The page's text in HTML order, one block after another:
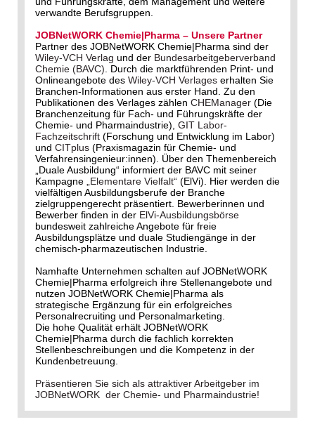
verwandte Berufsgruppen.
JOBNetWORK Chemie|Pharma – Unsere Partner
Partner des JOBNetWORK Chemie|Pharma sind der
Wiley-VCH Verlag und der Bundesarbeitgeberverband
Chemie (BAVC). Durch die marktführenden Print- und
Onlineangebote des Wiley-VCH Verlages erhalten Sie
Branchen-Informationen aus erster Hand. Zu den
Publikationen des Verlages zählen CHEManager (Die
Branchenzeitung für Fach- und Führungskräfte der
Chemie- und Pharmaindustrie), GIT Labor-
Fachzeitschrift (Forschung und Entwicklung im Labor)
und CITplus (Praxismagazin für Chemie- und
Verfahrensingenieur:innen). Über den Themenbereich
„Duale Ausbildung“ informiert der BAVC mit seiner
Kampagne „Elementare Vielfalt“ (ElVi). Hier werden die
vielfältigen Ausbildungsberufe der Branche
zielgruppengerecht präsentiert. Bewerberinnen und
Bewerber finden in der ElVi-Ausbildungsbörse
bundesweit zahlreiche Angebote für freie
Ausbildungsplätze und duale Studiengänge in der
chemisch-pharmazeutischen Industrie.
Namhafte Unternehmen schalten auf JOBNetWORK
Chemie|Pharma erfolgreich ihre Stellenangebote und
nutzen JOBNetWORK Chemie|Pharma als
strategische Ergänzung für ein erfolgreiches
Personalrecruiting und Personalmarketing.
Die hohe Qualität erhält JOBNetWORK
Chemie|Pharma durch die fachlich korrekten
Stellenbeschreibungen und die Kompetenz in der
Kundenbetreuung.
Präsentieren Sie sich als attraktiver Arbeitgeber im
JOBNetWORK der Chemie- und Pharmaindustrie!